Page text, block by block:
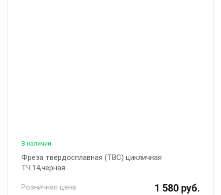
В наличии
Фреза твердосплавная (ТВС) цикличная
ТЧ.14,черная
Розничная цена 1 580 руб.